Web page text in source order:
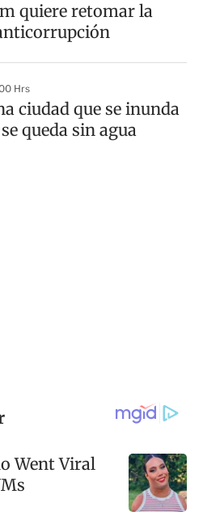
quiere retomar la
Hrs
ciudad que se inunda
queda sin agua